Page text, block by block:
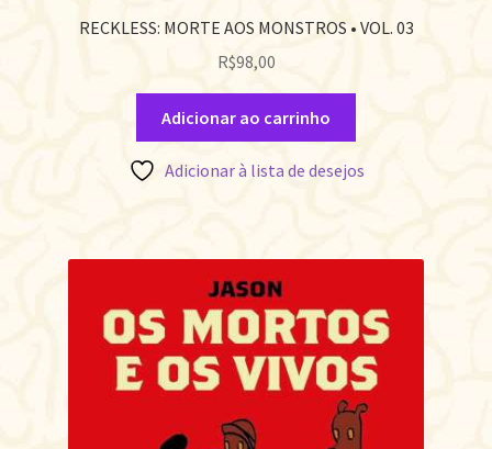
RECKLESS: MORTE AOS MONSTROS • VOL. 03
R$98,00
Adicionar ao carrinho
Adicionar à lista de desejos